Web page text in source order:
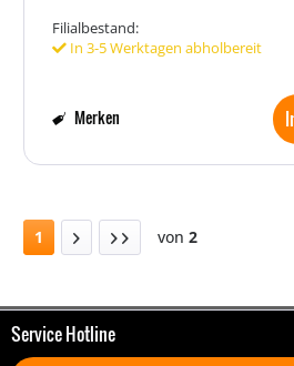
Filialbestand:
In 3-5 Werktagen abholbereit
Merken
1 von 2
Service Hotline